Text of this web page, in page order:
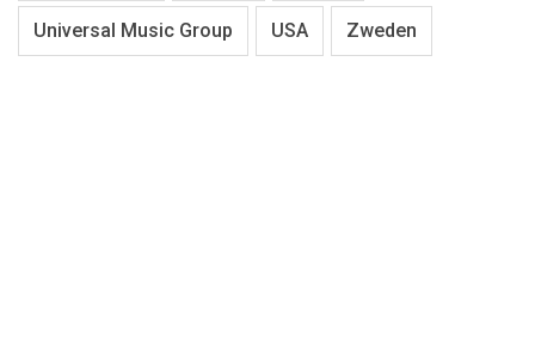
Universal Music Group USA Zweden